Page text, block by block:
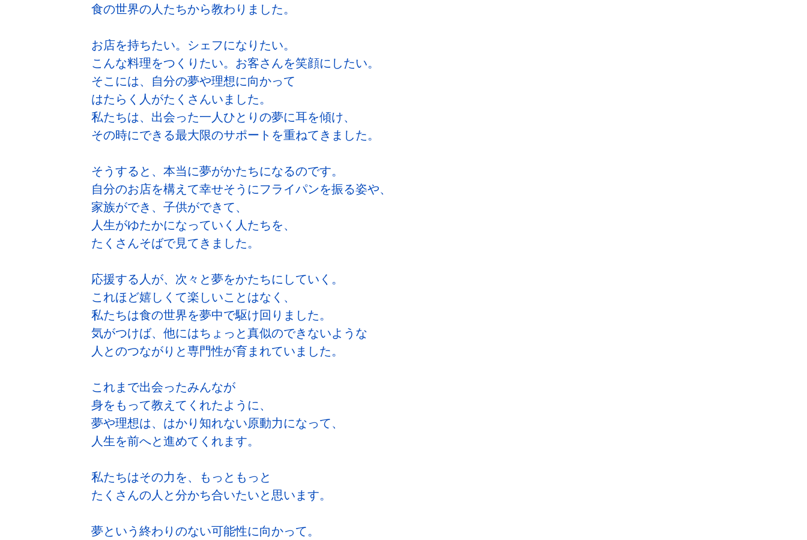
食の世界の人たちから教わりました。
お店を持ちたい。シェフになりたい。
こんな料理をつくりたい。お客さんを笑顔にしたい。
そこには、自分の夢や理想に向かって
はたらく人がたくさんいました。
私たちは、出会った一人ひとりの夢に耳を傾け、
その時にできる最大限のサポートを重ねてきました。
そうすると、本当に夢がかたちになるのです。
自分のお店を構えて幸せそうにフライパンを振る姿や、
家族ができ、子供ができて、
人生がゆたかになっていく人たちを、
たくさんそばで見てきました。
応援する人が、次々と夢をかたちにしていく。
これほど嬉しくて楽しいことはなく、
私たちは食の世界を夢中で駆け回りました。
気がつけば、他にはちょっと真似のできないような
人とのつながりと専門性が育まれていました。
これまで出会ったみんなが
身をもって教えてくれたように、
夢や理想は、はかり知れない原動力になって、
人生を前へと進めてくれます。
私たちはその力を、もっともっと
たくさんの人と分かち合いたいと思います。
夢という終わりのない可能性に向かって。